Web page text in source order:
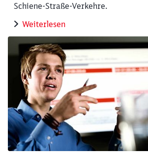
Schiene-Straße-Verkehre.
Weiterlesen